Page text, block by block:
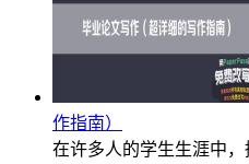
作指南）
在许多人的学生生涯中